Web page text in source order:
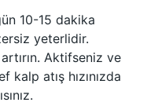
10-15 dakika
yeterlidir.
Aktifseniz ve
atış hızınızda